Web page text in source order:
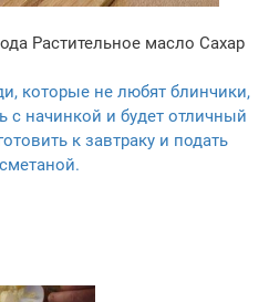
Растительное масло Сахар
которые не любят блинчики,
с начинкой и будет отличный
к завтраку и подать